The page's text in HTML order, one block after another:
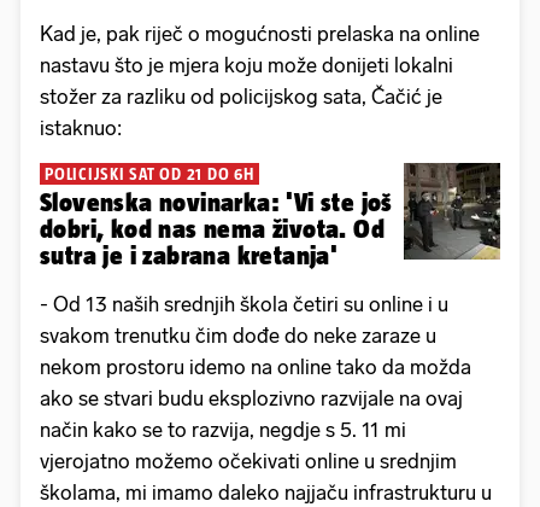
Kad je, pak riječ o mogućnosti prelaska na online
nastavu što je mjera koju može donijeti lokalni
stožer za razliku od policijskog sata, Čačić je
istaknuo:
POLICIJSKI SAT OD 21 DO 6H
Slovenska novinarka: 'Vi ste još
dobri, kod nas nema života. Od
sutra je i zabrana kretanja'
- Od 13 naših srednjih škola četiri su online i u
svakom trenutku čim dođe do neke zaraze u
nekom prostoru idemo na online tako da možda
ako se stvari budu eksplozivno razvijale na ovaj
način kako se to razvija, negdje s 5. 11 mi
vjerojatno možemo očekivati online u srednjim
školama, mi imamo daleko najjaču infrastrukturu u